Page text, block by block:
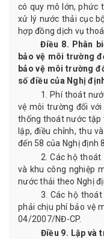
có quy mô lớn, phức
xử lý nước thải cục
hợp đồng dịch vụ
Điều 8. Phân
bảo vệ môi trường
bảo vệ môi trường
số điều của Nghị
1. Phí thoát
vệ môi trường đối
thống thoát nước tập
lập, điều chỉnh, thu
đến 58 của Nghị định
2. Các hộ
và khu công nghiệp
nước thải theo Nghị
3. Các hộ
phải chịu phí bảo vệ
04/2007/NĐ-CP.
Điều 9. Lập và